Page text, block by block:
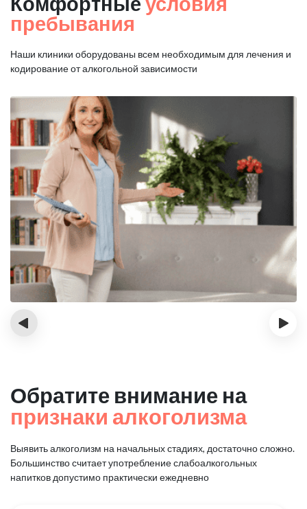
пребывания
Наши клиники оборудованы всем необходимым для лечения и
кодирование от алкогольной зависимости
‹ ›
Обратите внимание на
признаки алкоголизма
Выявить алкоголизм на начальных стадиях, достаточно сложно.
Большинство считает употребление слабоалкогольных
напитков допустимо практически ежедневно